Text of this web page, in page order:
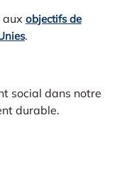
aux objectifs de
.
social dans notre
durable.